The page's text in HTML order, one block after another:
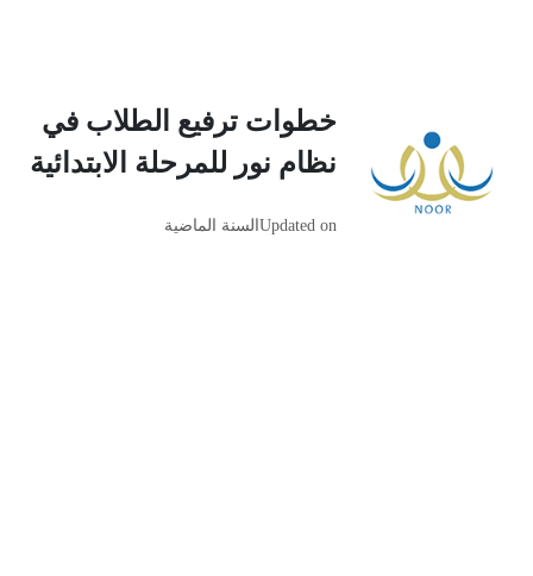
خطوات ترفيع الطلاب في
نظام نور للمرحلة الابتدائية
Updated onالسنة الماضية